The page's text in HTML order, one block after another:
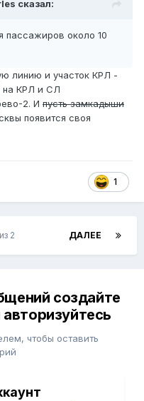
сказал:
пассажиров около 10
линию и участок КРЛ -
на КРЛ и СЛ
2. И пусть замкадыши
появится своя
1
ДАЛЕЕ
2
создайте
чтобы оставить